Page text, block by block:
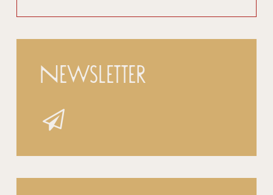
Newsletter